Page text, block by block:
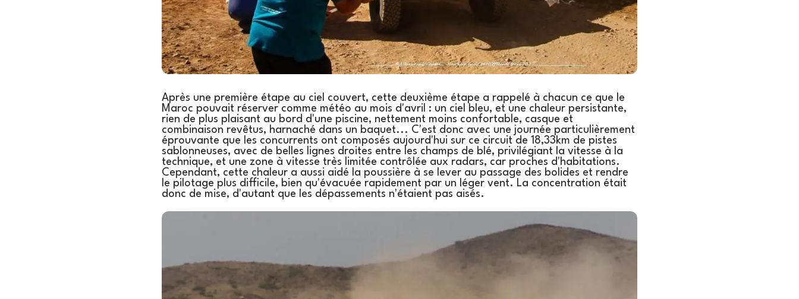
Après une première étape au ciel couvert, cette deuxième étape a rappelé à chacun ce que le
Maroc pouvait réserver comme météo au mois d'avril : un ciel bleu, et une chaleur persistante,
rien de plus plaisant au bord d'une piscine, nettement moins confortable, casque et
combinaison revêtus, harnaché dans un baquet... C'est donc avec une journée particulièrement
éprouvante que les concurrents ont composés aujourd'hui sur ce circuit de 18,33km de pistes
sablonneuses, avec de belles lignes droites entre les champs de blé, privilégiant la vitesse à la
technique, et une zone à vitesse très limitée contrôlée aux radars, car proches d'habitations.
Cependant, cette chaleur a aussi aidé la poussière à se lever au passage des bolides et rendre
le pilotage plus difficile, bien qu'évacuée rapidement par un léger vent. La concentration était
donc de mise, d'autant que les dépassements n'étaient pas aisés.